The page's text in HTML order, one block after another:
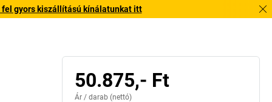
fel gyors kiszállítású kínálatunkat itt
50.875,- Ft
Ár / darab (nettó)